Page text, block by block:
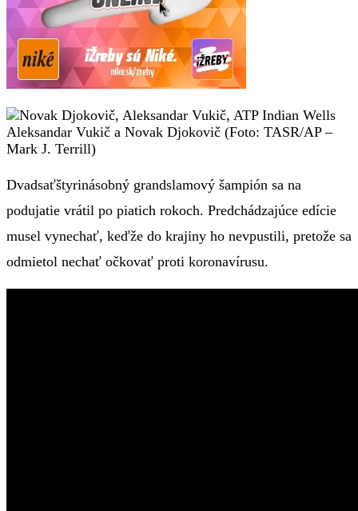
Aleksandar Vukič a Novak Djokovič (Foto: TASR/AP –
Mark J. Terrill)
Dvadsaťštyrinásobný grandslamový šampión sa na
podujatie vrátil po piatich rokoch. Predchádzajúce edície
musel vynechať, keďže do krajiny ho nevpustili, pretože sa
odmietol nechať očkovať proti koronavírusu.